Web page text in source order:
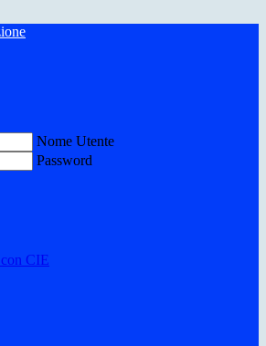
Nome Utente
Password
CIE